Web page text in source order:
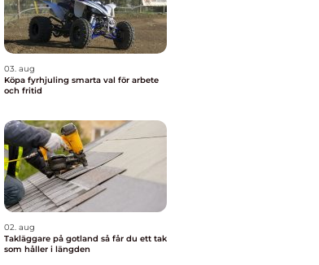
03. aug
Köpa fyrhjuling smarta val för arbete
och fritid
02. aug
Takläggare på gotland så får du ett tak
som håller i längden